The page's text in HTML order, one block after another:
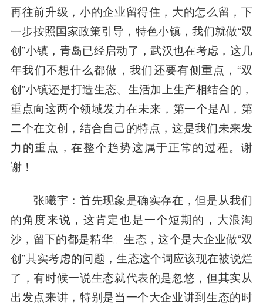
再往前升级，小的企业留得住，大的怎么留，下
一步按照国家政策引导，特色小镇，我们就做“双
创”小镇，青岛已经启动了，武汉也在考虑，这几
年我们不想什么都做，我们还要有侧重点，“双
创”小镇还是打造生态、生活加上生产相结合的，
重点向这两个领域发力在未来，第一个是AI，第
二个在文创，结合自己的特点，这是我们未来发
力的重点，在整个趋势这属于正常的过程。谢
谢！
张曦宇 ：首先现象是确实存在，但是从我们
的角度来说，这肯定也是一个短期的，大浪淘
沙，留下的都是精华。生态，这个是大企业做“双
创”其实考虑的问题，生态这个词应该现在被说烂
了，有时候一说生态就代表的是忽悠，但其实从
出发点来讲，特别是当一个大企业讲到生态的时